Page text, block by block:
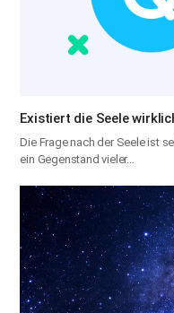
Existiert die Seele
Die Frage nach der Seele ist
ein Gegenstand vieler…